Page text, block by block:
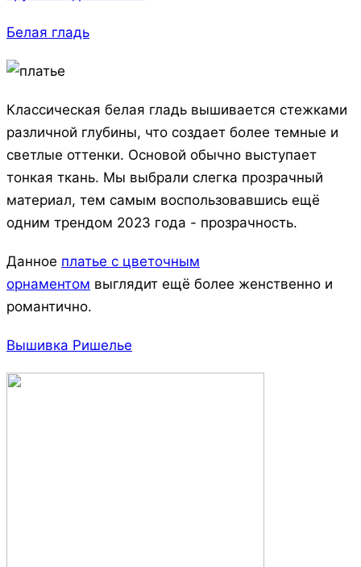
Белая гладь
Классическая белая гладь вышивается стежками
различной глубины, что создает более темные и
светлые оттенки. Основой обычно выступает
тонкая ткань. Мы выбрали слегка прозрачный
материал, тем самым воспользовавшись ещё
одним трендом 2023 года - прозрачность.
Данное платье с цветочным
орнаментом выглядит ещё более женственно и
романтично.
Вышивка Ришелье